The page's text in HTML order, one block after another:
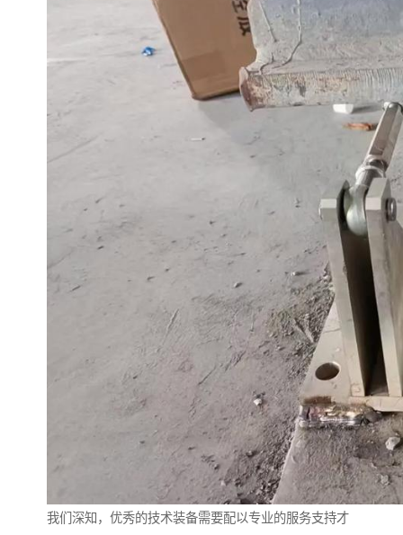
我们深知，优秀的技术装备需要配以专业的服务支持才